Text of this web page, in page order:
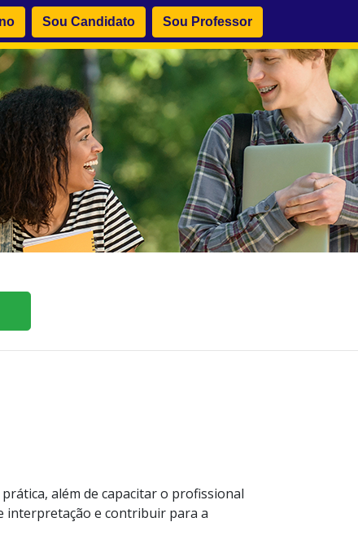
Sou Candidato Sou Professor
além de capacitar o profissional
interpretação e contribuir para a